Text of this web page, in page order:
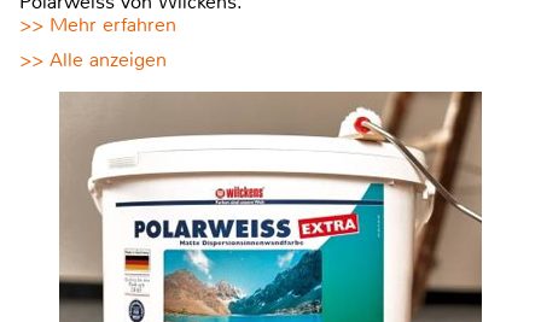
>> Mehr erfahren
>> Alle anzeigen